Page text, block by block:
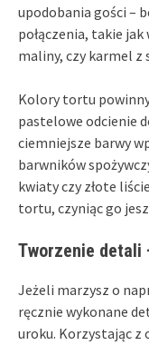
upodobania gości –
połączenia, takie
maliny, czy karmel z
Kolory tortu
pastelowe odcienie
ciemniejsze barwy
barwników
kwiaty czy złote
tortu, czyniąc go
Tworzenie
Jeżeli marzysz o
ręcznie wykonane
uroku. Korzystając z